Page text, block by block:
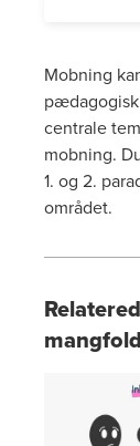
Mobning
centrale
mobning.
1. og 2.
området.